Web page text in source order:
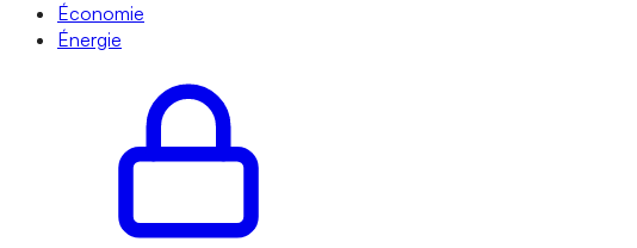
Économie
Énergie